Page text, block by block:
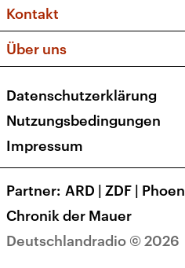
Kakadu – Das
FAQ
Apps
Newsletter
Kontakt
Social Media
Über uns
Presse
Karriere
Transparenz
Deutschlandradio © 2026
Datenschutzerklärung
Nutzungsbedingungen
Impressum
Partner ARD | ZDF |
Chronik der Mauer